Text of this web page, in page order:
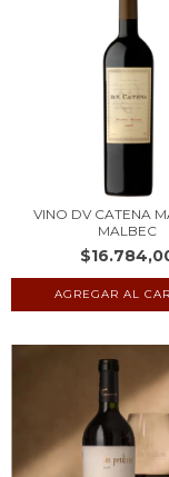
VINO DV CATENA
MALBEC